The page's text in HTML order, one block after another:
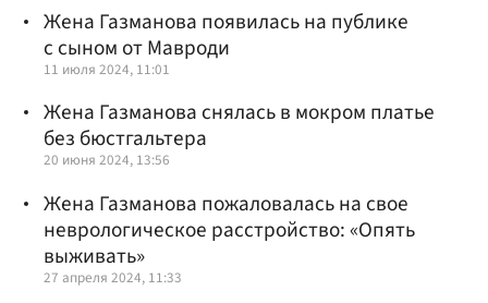
Жена Газманова появилась на публике
с сыном от Мавроди
11 июля 2024, 11:01
Жена Газманова снялась в мокром платье
без бюстгальтера
20 июня 2024, 13:56
Жена Газманова пожаловалась на свое
неврологическое расстройство: «Опять
выживать»
27 апреля 2024, 11:33